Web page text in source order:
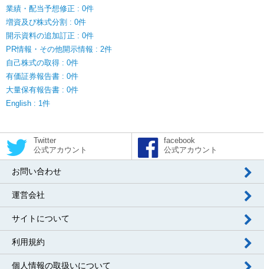
業績・配当予想修正 : 0件
増資及び株式分割 : 0件
開示資料の追加訂正 : 0件
PR情報・その他開示情報 : 2件
自己株式の取得 : 0件
有価証券報告書 : 0件
大量保有報告書 : 0件
English : 1件
Twitter
公式アカウント
facebook
公式アカウント
お問い合わせ
運営会社
サイトについて
利用規約
個人情報の取扱いについて